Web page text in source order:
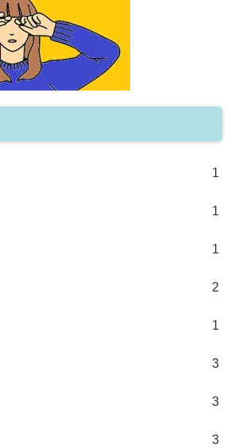
1
1
1
2
1
3
3
3